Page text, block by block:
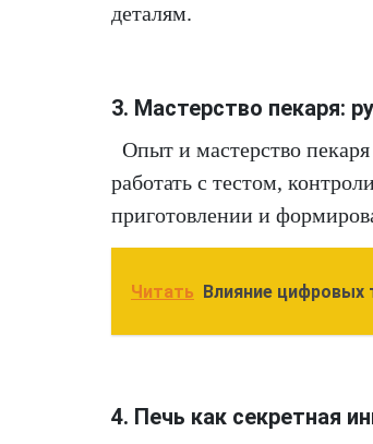
деталям.
3. Мастерство пекаря:
Опыт и мастерство
работать с тестом,
приготовлении и
Читать Влияние цифровых
4. Печь как секретная